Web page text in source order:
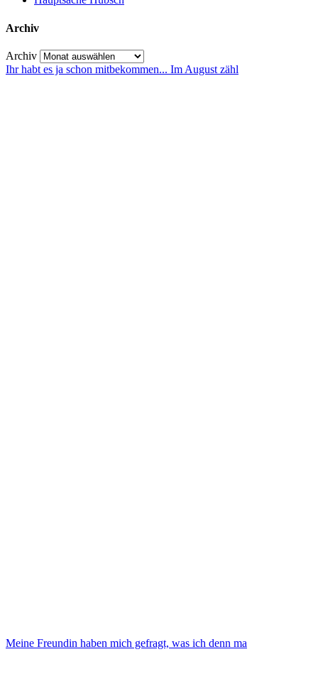
Archiv
Archiv
Ihr habt es ja schon mitbekommen... Im August zähl
Meine Freundin haben mich gefragt, was ich denn ma